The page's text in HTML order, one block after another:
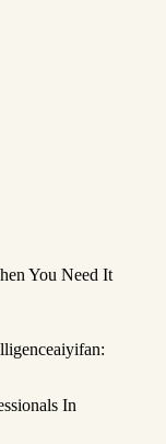
You Need It
In